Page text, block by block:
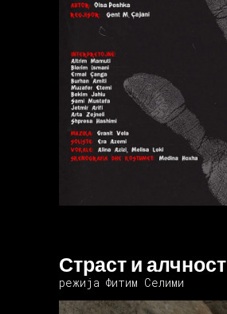
Страст и алчност
режија Фитим Селими